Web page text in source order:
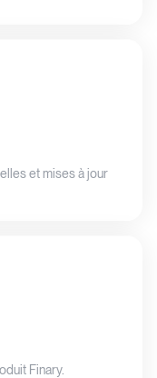
et mises à jour
Finary.